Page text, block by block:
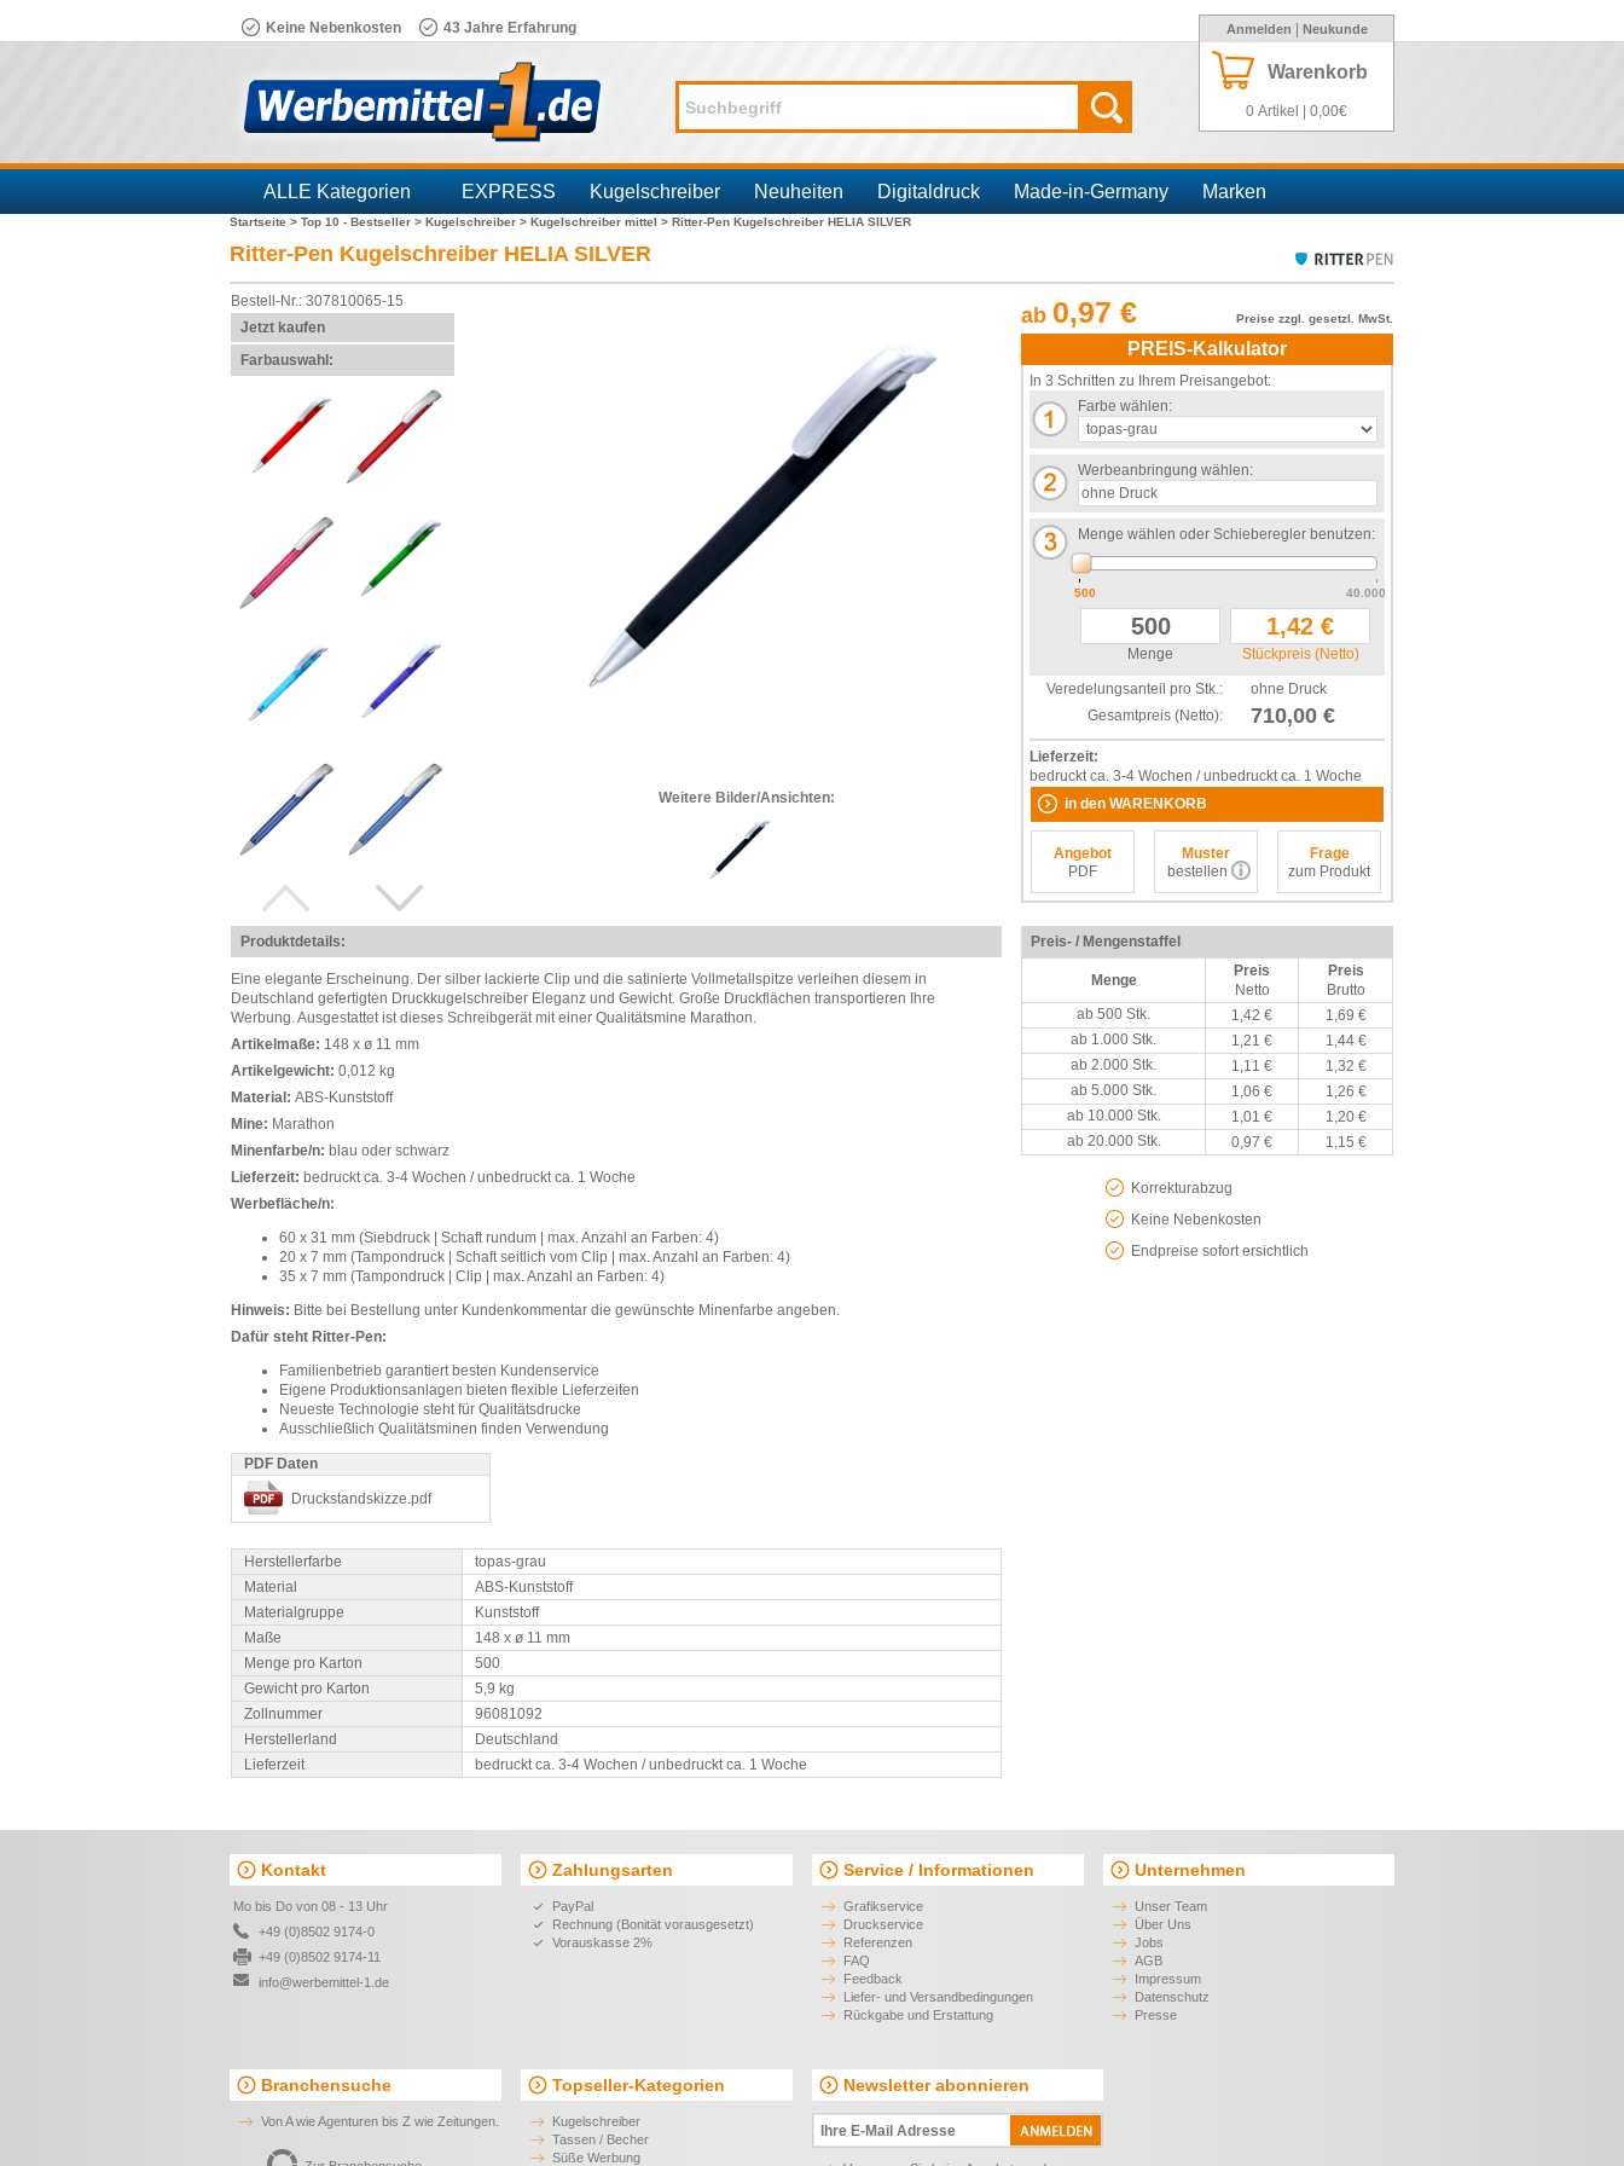
Keine Nebenkosten 43 Jahre Erfahrung Anmelden Neukunde
Warenkorb
0 Artikel | 0,00€
ALLE Kategorien EXPRESS Kugelschreiber Neuheiten Digitaldruck Made-in-Germany Marken
Branchen
Startseite > Top 10 - Bestseller > Kugelschreiber > Kugelschreiber mittel > Ritter-Pen Kugelschreiber HELIA SILVER
Ritter-Pen Kugelschreiber HELIA SILVER
Bestell-Nr.: 307810065-15
Jetzt kaufen
Farbauswahl:
Weitere Bilder/Ansichten:
Preise zzgl. gesetzl. MwSt.
ab 0,97 €
PREIS-Kalkulator
In 3 Schritten zu Ihrem Preisangebot:
Farbe wählen:
Werbeanbringung wählen:
Menge wählen oder Schieberegler benutzen:
500 40.000
Menge Stückpreis (Netto)
Veredelungsanteil pro Stk.:
ohne Druck
Gesamtpreis (Netto):
710,00 €
Lieferzeit:
bedruckt ca. 3-4 Wochen / unbedruckt ca. 1 Woche
in den WARENKORB
Angebot
PDF
Muster
bestellen
Frage
zum Produkt
Produktdetails:
Eine elegante Erscheinung. Der silber lackierte Clip und die satinierte Vollmetallspitze verleihen diesem in
Deutschland gefertigten Druckkugelschreiber Eleganz und Gewicht. Große Druckflächen transportieren Ihre
Werbung. Ausgestattet ist dieses Schreibgerät mit einer Qualitätsmine Marathon.
Artikelmaße: 148 x ø 11 mm
Artikelgewicht: 0,012 kg
Material: ABS-Kunststoff
Mine: Marathon
Minenfarbe/n: blau oder schwarz
Lieferzeit: bedruckt ca. 3-4 Wochen / unbedruckt ca. 1 Woche
Werbefläche/n:
60 x 31 mm (Siebdruck | Schaft rundum | max. Anzahl an Farben: 4)
20 x 7 mm (Tampondruck | Schaft seitlich vom Clip | max. Anzahl an Farben: 4)
35 x 7 mm (Tampondruck | Clip | max. Anzahl an Farben: 4)
Hinweis: Bitte bei Bestellung unter Kundenkommentar die gewünschte Minenfarbe angeben.
Dafür steht Ritter-Pen:
Familienbetrieb garantiert besten Kundenservice
Eigene Produktionsanlagen bieten flexible Lieferzeiten
Neueste Technologie steht für Qualitätsdrucke
Ausschließlich Qualitätsminen finden Verwendung
PDF Daten
Druckstandskizze.pdf
Herstellerfarbe
topas-grau
Material
ABS-Kunststoff
Materialgruppe
Kunststoff
Maße
148 x ø 11 mm
Menge pro Karton
500
Gewicht pro Karton
5,9 kg
Zollnummer
96081092
Herstellerland
Deutschland
Lieferzeit
bedruckt ca. 3-4 Wochen / unbedruckt ca. 1 Woche
Preis- / Mengenstaffel
Menge
Preis
Netto
Preis
Brutto
ab 500 Stk.
1,42 €
1,69 €
ab 1.000 Stk.
1,21 €
1,44 €
ab 2.000 Stk.
1,11 €
1,32 €
ab 5.000 Stk.
1,06 €
1,26 €
ab 10.000 Stk.
1,01 €
1,20 €
ab 20.000 Stk.
0,97 € 1,15 €
Korrekturabzug
Keine Nebenkosten
Endpreise sofort ersichtlich
Kontakt
Mo bis Do von 08 - 13 Uhr
+49 (0)8502 9174-0
+49 (0)8502 9174-11
info@werbemittel-1.de
Zahlungsarten
PayPal
Rechnung (Bonität vorausgesetzt)
Vorauskasse 2%
Service / Informationen
Grafikservice
Druckservice
Referenzen
FAQ
Feedback
Liefer- und Versandbedingungen
Rückgabe und Erstattung
Unternehmen
Unser Team
Über Uns
Jobs
AGB
Impressum
Datenschutz
Presse
Branchensuche
Von A wie Agenturen bis Z wie Zeitungen.
Topseller-Kategorien
Kugelschreiber
Tassen / Becher
Süße Werbung
Newsletter abonnieren